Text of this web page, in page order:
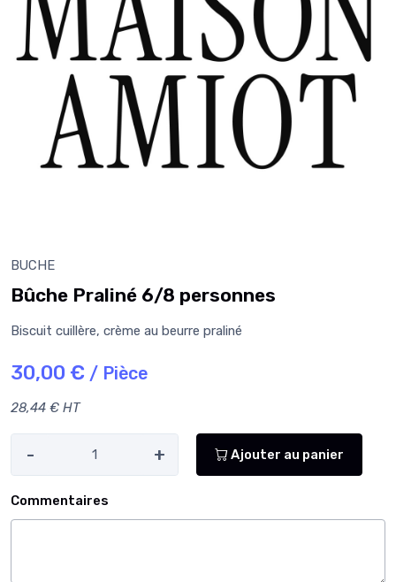
BUCHE
Bûche Praliné 6/8 personnes
Biscuit cuillère, crème au beurre praliné
30,00 € / Pièce
28,44 € HT
- + Ajouter au panier
Commentaires